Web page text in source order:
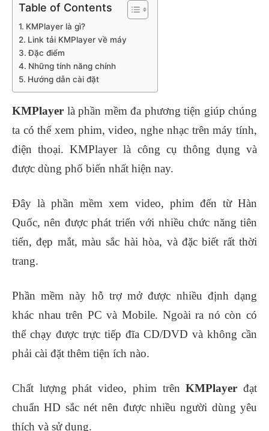
Table of Contents
KMPlayer là gì?
Link tải KMPlayer về máy
Đặc điểm
Những tính năng chính
Hướng dẫn cài đặt
KMPlayer là phần mềm đa phương tiện giúp chúng
ta có thể xem phim, video, nghe nhạc trên máy tính,
điện thoại. KMPlayer là công cụ thông dụng và
được dùng phổ biến nhất hiện nay.
Đây là phần mềm xem video, phim đến từ Hàn
Quốc, nên được phát triển với nhiều chức năng tiên
tiến, đẹp mắt, màu sắc hài hòa, và đặc biết rất thời
trang.
Phần mềm này hỗ trợ mở được nhiều định dạng
khác nhau trên PC và Mobile. Ngoài ra nó còn có
thể chạy được trực tiếp đĩa CD/DVD và không cần
phải cài đặt thêm tiện ích nào.
Chất lượng phát video, phim trênKMPlayer đạt
chuẩn HD sắc nét nên được nhiều người dùng yêu
thích và sử dụng.